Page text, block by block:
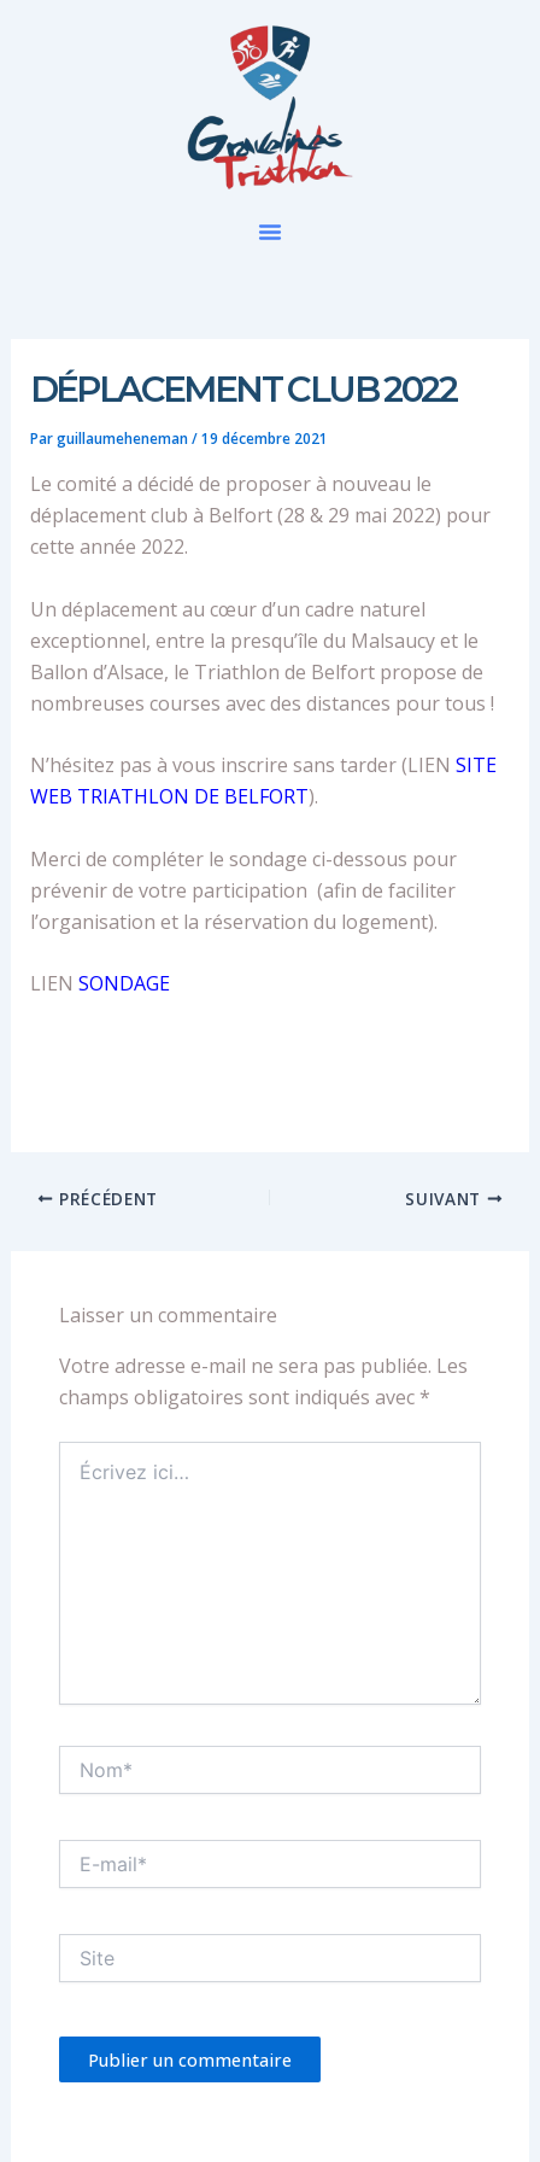
DÉPLACEMENT CLUB 2022
Parguillaumeheneman/19 décembre 2021
Le comité a décidé de proposer à nouveau le
déplacement club à Belfort (28 & 29 mai 2022) pour
cette année 2022.
Un déplacement au cœur d’un cadre naturel
exceptionnel, entre la presqu’île du Malsaucy et le
Ballon d’Alsace, le Triathlon de Belfort propose de
nombreuses courses avec des distances pour tous !
N’hésitez pas à vous inscrire sans tarder (LIEN SITE
WEB TRIATHLON DE BELFORT).
Merci de compléter le sondage ci-dessous pour
prévenir de votre participation (afin de faciliter
l’organisation et la réservation du logement).
LIEN SONDAGE
PRÉCÉDENT SUIVANT
Laisser un commentaire
Votre adresse e-mail ne sera pas publiée. Les
champs obligatoires sont indiqués avec *
ici…
mail*